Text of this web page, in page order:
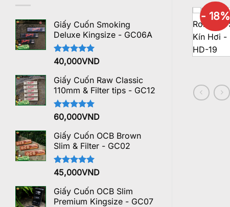
Giấy Cuốn Smoking
Deluxe Kingsize - GC06A
Được xếp
hạng
5 sao
40,000VND
Giấy Cuốn Raw Classic
110mm & Filter tips - GC12
Được xếp
hạng
5 sao
60,000VND
Giấy Cuốn OCB Brown
Slim & Filter - GC02
Được xếp
hạng
5 sao
45,000VND
Giấy Cuốn OCB Slim
Premium Kingsize - GC07
- 18%